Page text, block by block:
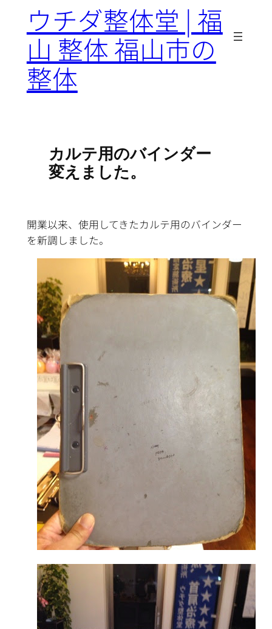
ウチダ整体堂 | 福
山 整体 福山市の
整体
カルテ用のバインダー
変えました。
開業以来、使用してきたカルテ用のバインダー
を新調しました。